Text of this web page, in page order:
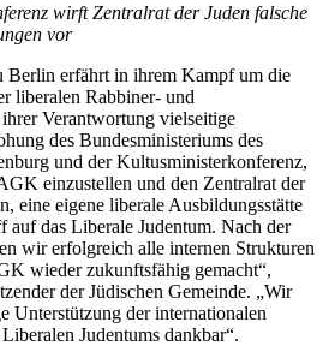
wirft Zentralrat der Juden falsche
vor
Berlin erfährt in ihrem Kampf um die
liberalen Rabbiner- und
Verantwortung vielseitige
des Bundesministeriums des
und der Kultusministerkonferenz,
einzustellen und den Zentralrat der
eine eigene liberale Ausbildungsstätte
das Liberale Judentum. Nach der
wir erfolgreich alle internen Strukturen
wieder zukunftsfähig gemacht“,
der Jüdischen Gemeinde. „Wir
Unterstützung der internationalen
Judentums dankbar“.